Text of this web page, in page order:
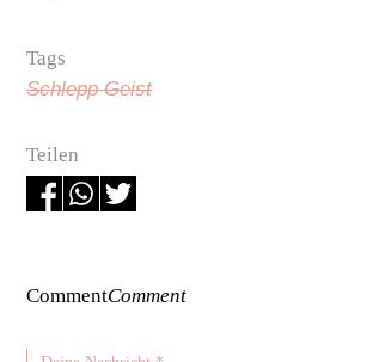
Tags
Schlepp Geist
Teilen
CommentComment